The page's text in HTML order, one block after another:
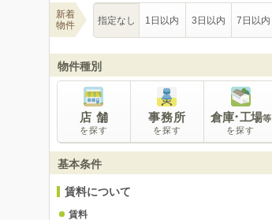
新着
物件
指定なし 1日以内 3日以内 7日以内
物件種別
店 舗
を探す
事務所
を探す
倉庫･工場等
を探す
基本条件
賃料について
賃料